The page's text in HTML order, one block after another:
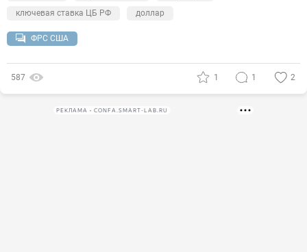
ключевая ставка ЦБ РФ
доллар
ФРС США
587 1 1 2
РЕКЛАМА • CONFA.SMART-LAB.RU